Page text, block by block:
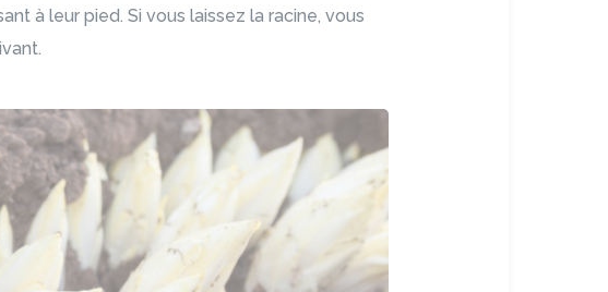
à leur pied. Si vous laissez la racine, vous